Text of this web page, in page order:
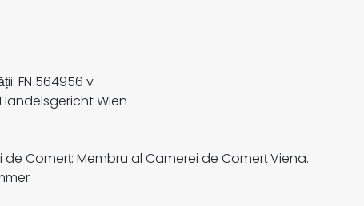
FN 564956 v
Wien
Comerț: Membru al Camerei de Comerț Viena.